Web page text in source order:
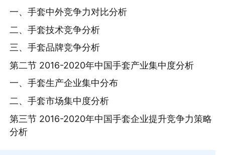
一、手套中外竞争力对比分析
二、手套技术竞争分析
三、手套品牌竞争分析
第二节 2016-2020年中国手套产业集中度分析
一、手套生产企业集中分布
二、手套市场集中度分析
第三节 2016-2020年中国手套企业提升竞争力策略
分析